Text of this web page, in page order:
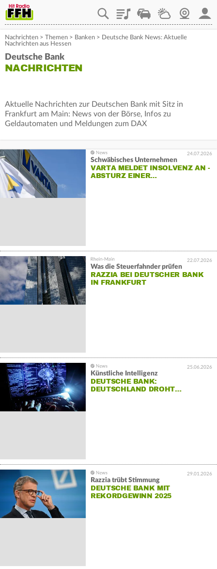
PlaylistStaupilotWetterWebcam
Nachrichten > Themen > Banken > Deutsche Bank News: Aktuelle
Nachrichten aus Hessen
Deutsche Bank
NACHRICHTEN
Aktuelle Nachrichten zur Deutschen Bank mit Sitz in
Frankfurt am Main: News von der Börse, Infos zu
Geldautomaten und Meldungen zum DAX
24.07.2026
Schwäbisches Unternehmen
VARTA MELDET INSOLVENZ AN -
ABSTURZ EINER…
22.07.2026
Was die Steuerfahnder prüfen
RAZZIA BEI DEUTSCHER BANK
IN FRANKFURT
25.06.2026
Künstliche Intelligenz
DEUTSCHE BANK:
DEUTSCHLAND DROHT…
29.01.2026
Razzia trübt Stimmung
DEUTSCHE BANK MIT
REKORDGEWINN 2025